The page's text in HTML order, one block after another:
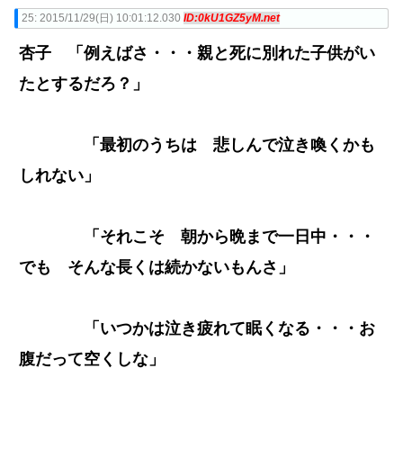
25: 2015/11/29(日) 10:01:12.030 ID:0kU1GZ5yM.net
杏子 「例えばさ・・・親と死に別れた子供がい
たとするだろ？」
「最初のうちは 悲しんで泣き喚くかも
しれない」
「それこそ 朝から晩まで一日中・・・
でも そんな長くは続かないもんさ」
「いつかは泣き疲れて眠くなる・・・お
腹だって空くしな」